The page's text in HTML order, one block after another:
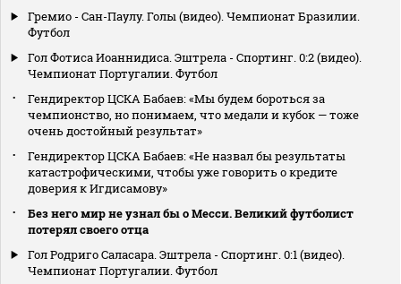
Гремио - Сан-Паулу. Голы (видео). Чемпионат Бразилии.
Футбол
Гол Фотиса Иоаннидиса. Эштрела - Спортинг. 0:2 (видео).
Чемпионат Португалии. Футбол
Гендиректор ЦСКА Бабаев: «Мы будем бороться за
чемпионство, но понимаем, что медали и кубок — тоже
очень достойный результат»
Гендиректор ЦСКА Бабаев: «Не назвал бы результаты
катастрофическими, чтобы уже говорить о кредите
доверия к Игдисамову»
Без него мир не узнал бы о Месси. Великий футболист
потерял своего отца
Гол Родриго Саласара. Эштрела - Спортинг. 0:1 (видео).
Чемпионат Португалии. Футбол